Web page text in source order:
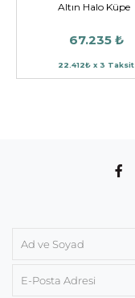
Altın Halo Küpe
67.235 ₺
22.412₺ x 3 Taksit